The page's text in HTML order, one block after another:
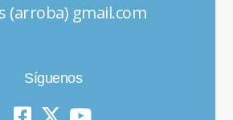
(arroba) gmail.com
Síguenos